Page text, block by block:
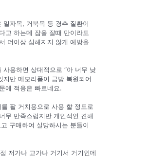
일자목, 거북목 등 경추 질환이
고 하는데 잠을 잘때 만이라도
더이상 심해지지 않게 예방을
사용하면 상대적으로 “아 너무 낮
지만 메모리폼이 금방 복원되어
에 적응은 빠르네요.
팔 거치용으로 사용 할 정도로
무 만족스럽지만 개인적인 견해
구매하여 실망하시는 분들이
저가나 고가나 거기서 거기인데